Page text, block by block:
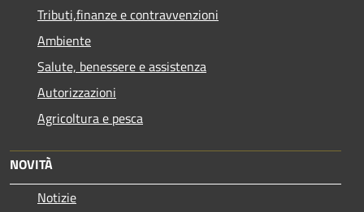
Tributi,finanze e contravvenzioni
Ambiente
Salute, benessere e assistenza
Autorizzazioni
Agricoltura e pesca
NOVITÀ
Notizie